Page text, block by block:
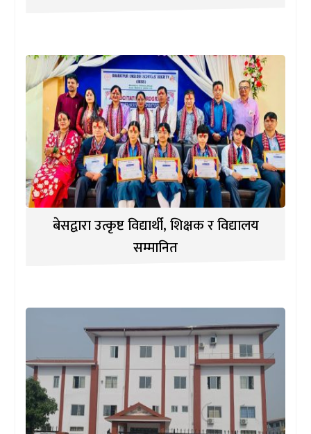
बेसद्वारा उत्कृष्ट विद्यार्थी, शिक्षक र विद्यालय
सम्मानित